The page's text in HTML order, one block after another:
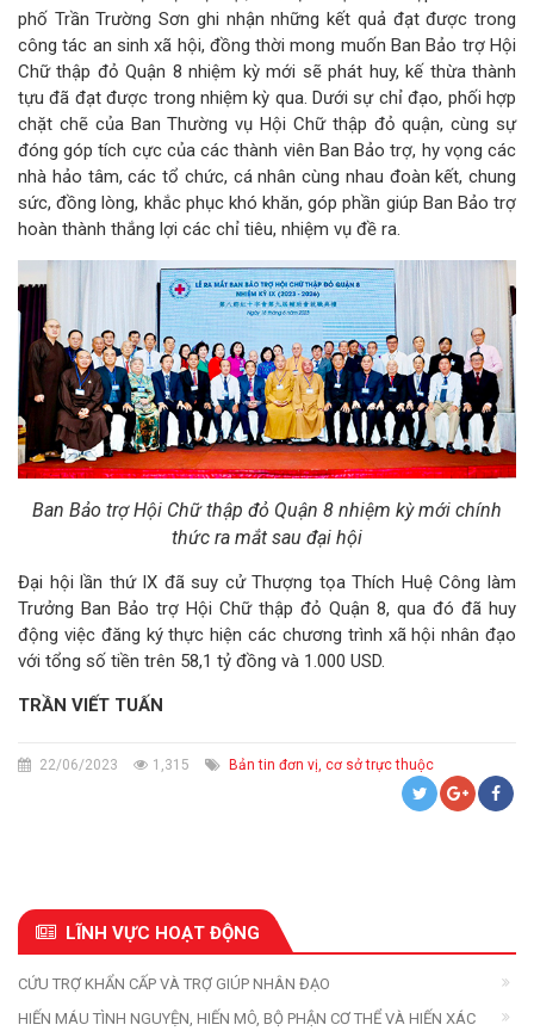
phố Trần Trường Sơn ghi nhận những kết quả đạt được trong
công tác an sinh xã hội, đồng thời mong muốn Ban Bảo trợ Hội
Chữ thập đỏ Quận 8 nhiệm kỳ mới sẽ phát huy, kế thừa thành
tựu đã đạt được trong nhiệm kỳ qua. Dưới sự chỉ đạo, phối hợp
chặt chẽ của Ban Thường vụ Hội Chữ thập đỏ quận, cùng sự
đóng góp tích cực của các thành viên Ban Bảo trợ, hy vọng các
nhà hảo tâm, các tổ chức, cá nhân cùng nhau đoàn kết, chung
sức, đồng lòng, khắc phục khó khăn, góp phần giúp Ban Bảo trợ
hoàn thành thắng lợi các chỉ tiêu, nhiệm vụ đề ra.
Ban Bảo trợ Hội Chữ thập đỏ Quận 8 nhiệm kỳ mới chính
thức ra mắt sau đại hội
Đại hội lần thứ IX đã suy cử Thượng tọa Thích Huệ Công làm
Trưởng Ban Bảo trợ Hội Chữ thập đỏ Quận 8, qua đó đã huy
động việc đăng ký thực hiện các chương trình xã hội nhân đạo
với tổng số tiền trên 58,1 tỷ đồng và 1.000 USD.
TRẦN VIẾT TUẤN
22/06/2023 1,315 Bản tin đơn vị, cơ sở trực thuộc
LĨNH VỰC HOẠT ĐỘNG
CỨU TRỢ KHẨN CẤP VÀ TRỢ GIÚP NHÂN ĐẠO
HIẾN MÁU TÌNH NGUYỆN, HIẾN MÔ, BỘ PHẬN CƠ THỂ VÀ HIẾN XÁC